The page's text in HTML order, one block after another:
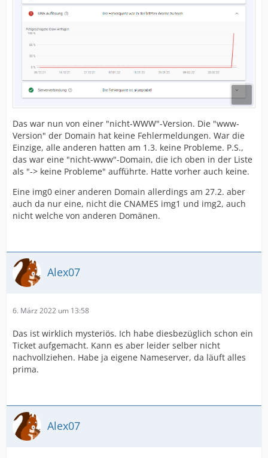
Das war nun von einer "nicht-WWW"-Version. Die "www-
Version" der Domain hat keine Fehlermeldungen. War die
Einzige, alle anderen hatten am 1.3. keine Probleme. P.S.,
das war eine "nicht-www"-Domain, die ich oben in der Liste
als "-> keine Probleme" aufführte. Hatte vorher auch keine.
Eine img0 einer anderen Domain allerdings am 27.2. aber
auch da nur eine, nicht die CNAMES img1 und img2, auch
nicht welche von anderen Domänen.
Alex07
6. März 2022 um 13:58
Das ist wirklich mysteriös. Ich habe diesbezüglich schon ein
Ticket aufgemacht. Kann es aber leider selber nicht
nachvollziehen. Habe ja eigene Nameserver, da läuft alles
prima.
Alex07